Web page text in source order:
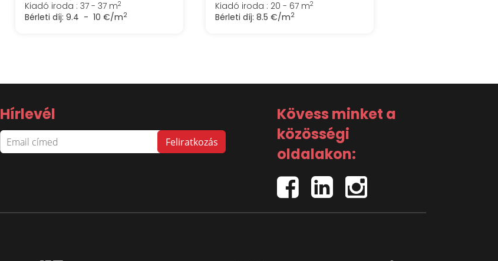
Kiadó iroda : 37 - 37 m2
Bérleti díj: 9.4 - 10 €/m2
Kiadó iroda : 20 - 67 m2
Bérleti díj: 8.5 €/m2
Hírlevél
Kövess minket a
közösségi
oldalakon: